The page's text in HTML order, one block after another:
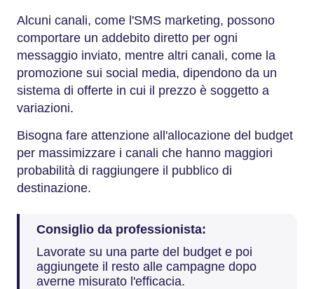
Alcuni canali, come l'SMS marketing, possono
comportare un addebito diretto per ogni
messaggio inviato, mentre altri canali, come la
promozione sui social media, dipendono da un
sistema di offerte in cui il prezzo è soggetto a
variazioni.
Bisogna fare attenzione all'allocazione del budget
per massimizzare i canali che hanno maggiori
probabilità di raggiungere il pubblico di
destinazione.
Consiglio da professionista:
Lavorate su una parte del budget e poi
aggiungete il resto alle campagne dopo
averne misurato l'efficacia.